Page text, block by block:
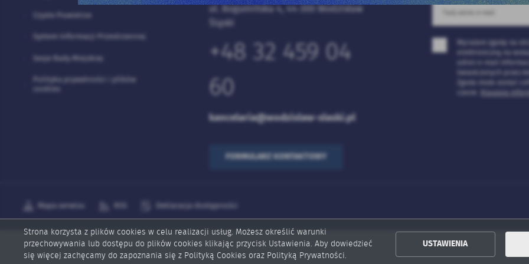
Strona korzysta z plików cookies w celu realizacji usług. Możesz określić warunki
przechowywania lub dostępu do plików cookies klikając przycisk Ustawienia. Aby dowiedzieć
się więcej zachęcamy do zapoznania się z Polityką Cookies oraz Polityką Prywatności.
USTAWIENIA
Polityka prywatności i plików
ul. Bogumińska 4, 44-300 Wodzisław
Śląski
+48 32 459 04
60
kancelaria@wodzislaw-slaski.pl
FORMULARZ KONTAKTOWY
Klauzula
Copyright by wodzislaw-slaski.pl